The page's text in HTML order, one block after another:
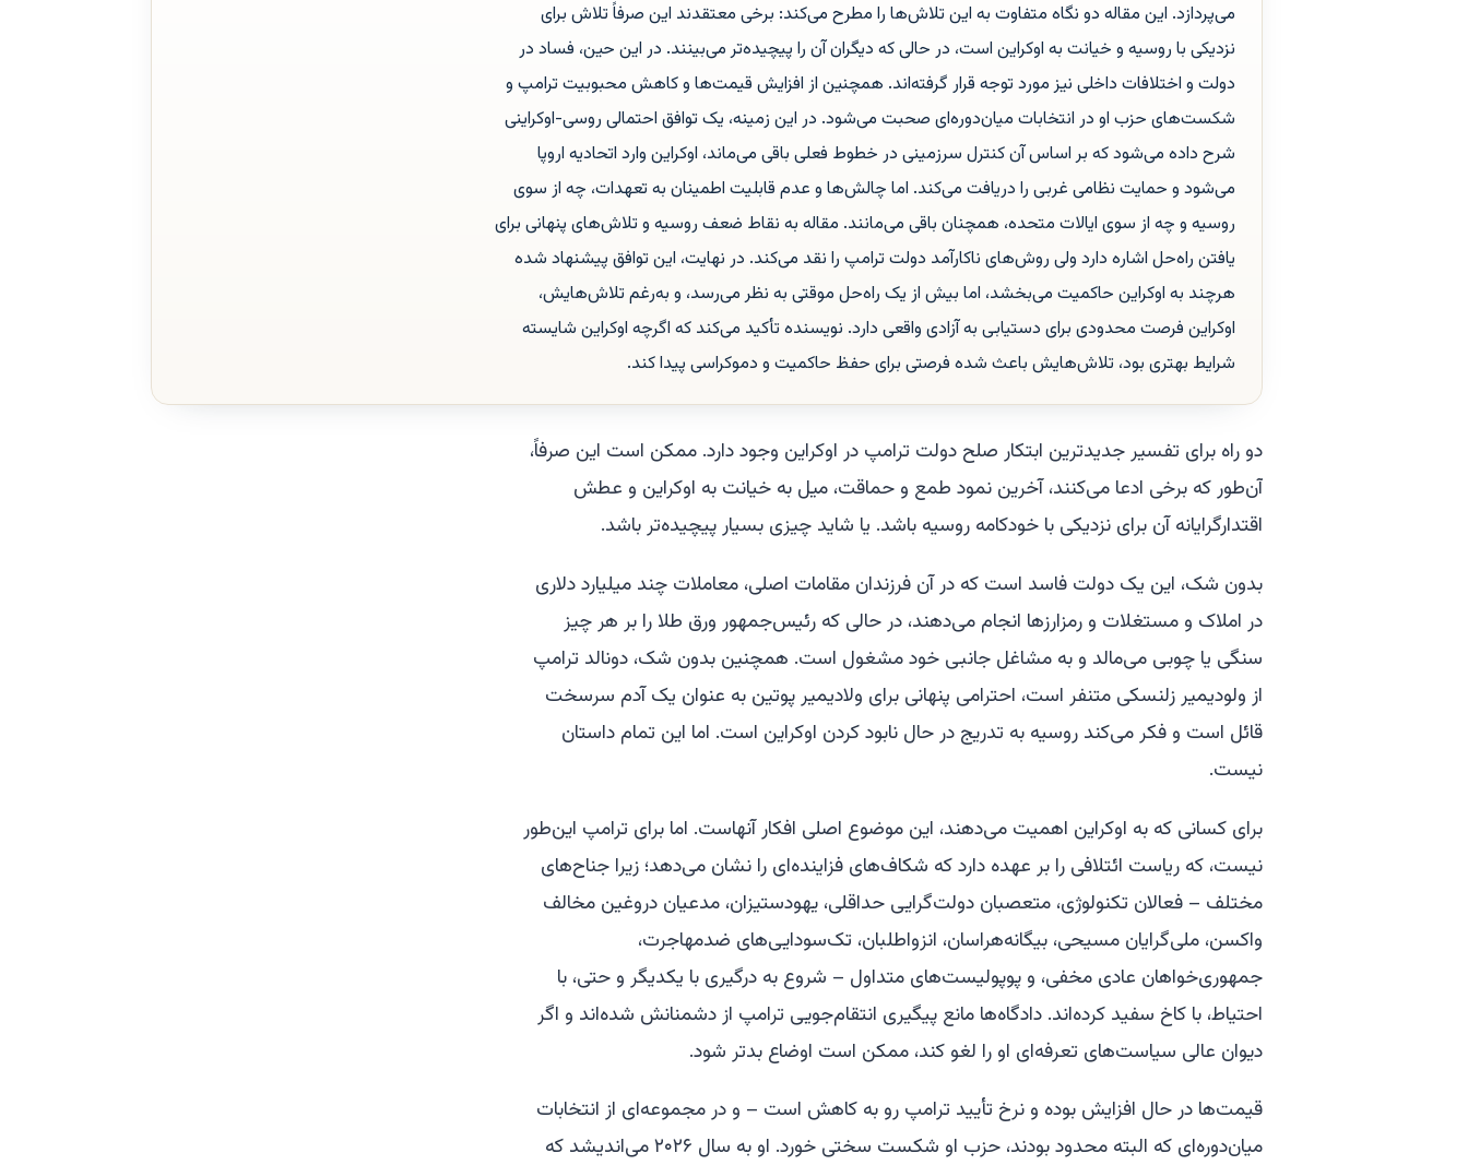
می‌پردازد. این مقاله دو نگاه متفاوت به این تلاش‌ها را مطرح می‌کند: برخی معتقدند این صرفاً تلاش برای
نزدیکی با روسیه و خیانت به اوکراین است، در حالی که دیگران آن را پیچیده‌تر می‌بینند. در این حین، فساد در
دولت و اختلافات داخلی نیز مورد توجه قرار گرفته‌اند. همچنین از افزایش قیمت‌ها و کاهش محبوبیت ترامپ و
شکست‌های حزب او در انتخابات میان‌دوره‌ای صحبت می‌شود. در این زمینه، یک توافق احتمالی روسی-اوکراینی
شرح داده می‌شود که بر اساس آن کنترل سرزمینی در خطوط فعلی باقی می‌ماند، اوکراین وارد اتحادیه اروپا
می‌شود و حمایت نظامی غربی را دریافت می‌کند. اما چالش‌ها و عدم قابلیت اطمینان به تعهدات، چه از سوی
روسیه و چه از سوی ایالات متحده، همچنان باقی می‌مانند. مقاله به نقاط ضعف روسیه و تلاش‌های پنهانی برای
یافتن راه‌حل اشاره دارد ولی روش‌های ناکارآمد دولت ترامپ را نقد می‌کند. در نهایت، این توافق پیشنهاد شده
هرچند به اوکراین حاکمیت می‌بخشد، اما بیش از یک راه‌حل موقتی به نظر می‌رسد، و به‌رغم تلاش‌هایش،
اوکراین فرصت محدودی برای دستیابی به آزادی واقعی دارد. نویسنده تأکید می‌کند که اگرچه اوکراین شایسته
شرایط بهتری بود، تلاش‌هایش باعث شده فرصتی برای حفظ حاکمیت و دموکراسی پیدا کند.
دو راه برای تفسیر جدیدترین ابتکار صلح دولت ترامپ در اوکراین وجود دارد. ممکن است این صرفاً،
آن‌طور که برخی ادعا می‌کنند، آخرین نمود طمع و حماقت، میل به خیانت به اوکراین و عطش
اقتدارگرایانه آن برای نزدیکی با خودکامه روسیه باشد. یا شاید چیزی بسیار پیچیده‌تر باشد.
بدون شک، این یک دولت فاسد است که در آن فرزندان مقامات اصلی، معاملات چند میلیارد دلاری
در املاک و مستغلات و رمزارزها انجام می‌دهند، در حالی که رئیس‌جمهور ورق طلا را بر هر چیز
سنگی یا چوبی می‌مالد و به مشاغل جانبی خود مشغول است. همچنین بدون شک، دونالد ترامپ
از ولودیمیر زلنسکی متنفر است، احترامی پنهانی برای ولادیمیر پوتین به عنوان یک آدم سرسخت
قائل است و فکر می‌کند روسیه به تدریج در حال نابود کردن اوکراین است. اما این تمام داستان
نیست.
برای کسانی که به اوکراین اهمیت می‌دهند، این موضوع اصلی افکار آنهاست. اما برای ترامپ این‌طور
نیست، که ریاست ائتلافی را بر عهده دارد که شکاف‌های فزاینده‌ای را نشان می‌دهد؛ زیرا جناح‌های
مختلف – فعالان تکنولوژی، متعصبان دولت‌گرایی حداقلی، یهودستیزان، مدعیان دروغین مخالف
واکسن، ملی‌گرایان مسیحی، بیگانه‌هراسان، انزواطلبان، تک‌سودایی‌های ضدمهاجرت،
جمهوری‌خواهان عادی مخفی، و پوپولیست‌های متداول – شروع به درگیری با یکدیگر و حتی، با
احتیاط، با کاخ سفید کرده‌اند. دادگاه‌ها مانع پیگیری انتقام‌جویی ترامپ از دشمنانش شده‌اند و اگر
دیوان عالی سیاست‌های تعرفه‌ای او را لغو کند، ممکن است اوضاع بدتر شود.
قیمت‌ها در حال افزایش بوده و نرخ تأیید ترامپ رو به کاهش است – و در مجموعه‌ای از انتخابات
میان‌دوره‌ای که البته محدود بودند، حزب او شکست سختی خورد. او به سال ۲۰۲۶ می‌اندیشد که